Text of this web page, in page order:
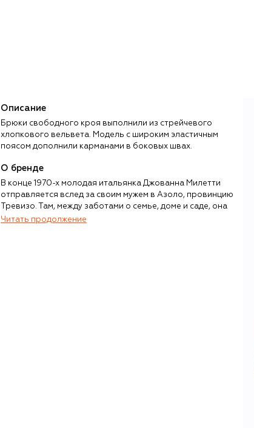
Описание
Брюки свободного кроя выполнили из стрейчевого
хлопкового вельвета. Модель с широким эластичным
поясом дополнили карманами в боковых швах.
О бренде
В конце 1970-х молодая итальянка Джованна Милетти
отправляется вслед за своим мужем в Азоло, провинцию
Тревизо. Там, между заботами о семье, доме и саде, она
успевает шить — сначала пеленки и слюнявчики, затем
Читать продолжение